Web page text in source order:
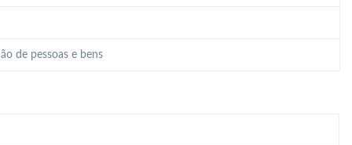
de pessoas e bens